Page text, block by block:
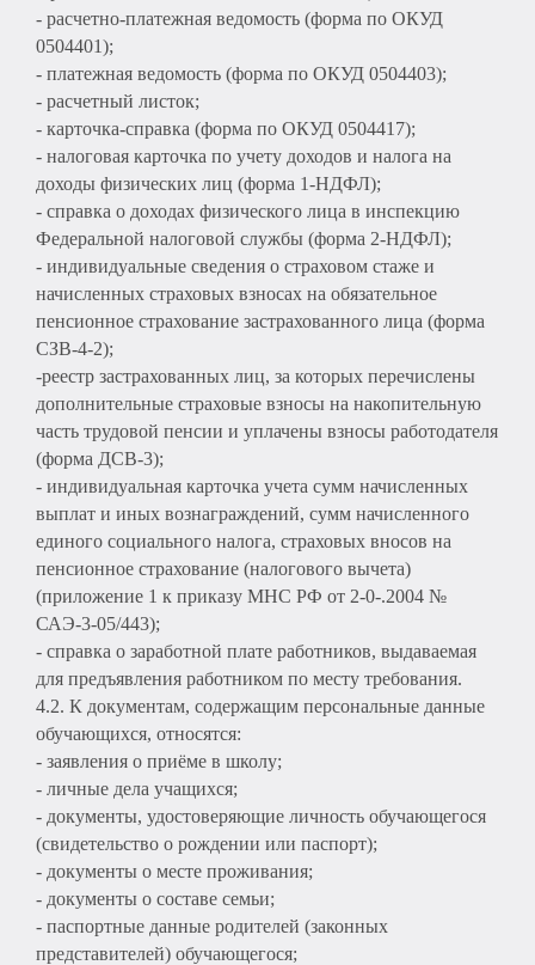
- расчетно-платежная ведомость (форма по ОКУД
0504401);
- платежная ведомость (форма по ОКУД 0504403);
- расчетный листок;
- карточка-справка (форма по ОКУД 0504417);
- налоговая карточка по учету доходов и налога на
доходы физических лиц (форма 1-НДФЛ);
- справка о доходах физического лица в инспекцию
Федеральной налоговой службы (форма 2-НДФЛ);
- индивидуальные сведения о страховом стаже и
начисленных страховых взносах на обязательное
пенсионное страхование застрахованного лица (форма
СЗВ-4-2);
-реестр застрахованных лиц, за которых перечислены
дополнительные страховые взносы на накопительную
часть трудовой пенсии и уплачены взносы работодателя
(форма ДСВ-3);
- индивидуальная карточка учета сумм начисленных
выплат и иных вознаграждений, сумм начисленного
единого социального налога, страховых вносов на
пенсионное страхование (налогового вычета)
(приложение 1 к приказу МНС РФ от 2-0-.2004 №
САЭ-3-05/443);
- справка о заработной плате работников, выдаваемая
для предъявления работником по месту требования.
4.2. К документам, содержащим персональные данные
обучающихся, относятся:
- заявления о приёме в школу;
- личные дела учащихся;
- документы, удостоверяющие личность обучающегося
(свидетельство о рождении или паспорт);
- документы о месте проживания;
- документы о составе семьи;
- паспортные данные родителей (законных
представителей) обучающегося;